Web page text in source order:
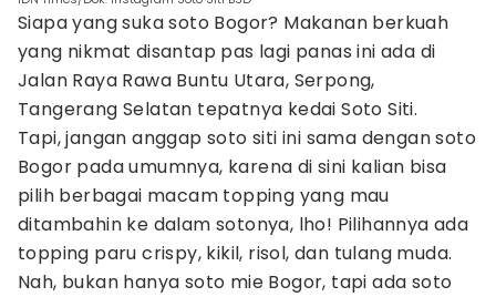
Siapa yang suka soto Bogor? Makanan berkuah
yang nikmat disantap pas lagi panas ini ada di
Jalan Raya Rawa Buntu Utara, Serpong,
Tangerang Selatan tepatnya kedai Soto Siti.
Tapi, jangan anggap soto siti ini sama dengan soto
Bogor pada umumnya, karena di sini kalian bisa
pilih berbagai macam topping yang mau
ditambahin ke dalam sotonya, lho! Pilihannya ada
topping paru crispy, kikil, risol, dan tulang muda.
Nah, bukan hanya soto mie Bogor, tapi ada soto